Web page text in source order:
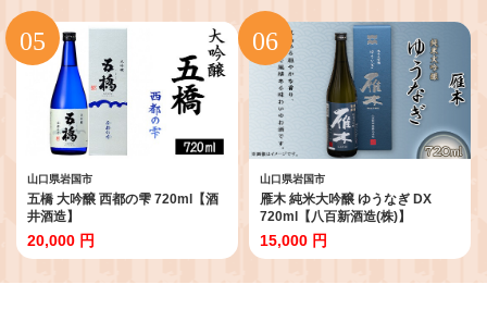
山口県岩国市
五橋 大吟醸 西都の雫 720ml【酒
井酒造】
20,000 円
山口県岩国市
雁木 純米大吟醸 ゆうなぎ DX
720ml【八百新酒造(株)】
15,000 円